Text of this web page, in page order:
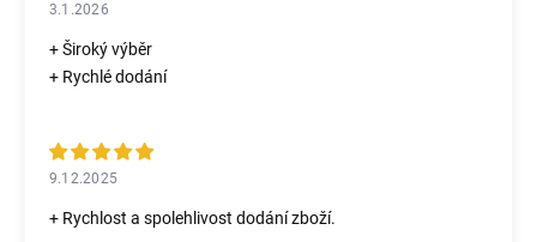
3.1.2026
+ Široký výběr
+ Rychlé dodání
9.12.2025
+ Rychlost a spolehlivost dodání zboží.